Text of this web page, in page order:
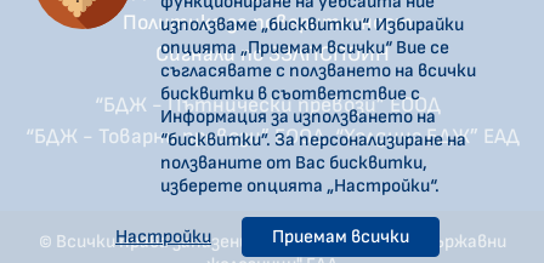
Политика за поверителност
Сигнали по ЗЗЛПСПОИН
“БДЖ - Пътнически превози” ЕООД
“БДЖ - Товарни превози” ЕООД “Холдинг БДЖ” ЕАД
© Всички права запазени. "Холдинг Български държавни
използваме „бисквитки“. Избирайки
опцията „Приемам всички“ Вие се
съгласявате с ползването на всички
бисквитки в съответствие с
Информация за използването на
“бисквитки”. За персонализиране на
ползваните от Вас бисквитки,
изберете опцията „Настройки“.
Настройки Приемам всички